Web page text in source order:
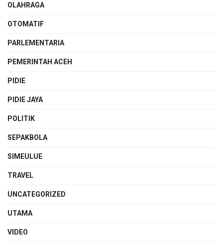
OLAHRAGA
OTOMATIF
PARLEMENTARIA
PEMERINTAH ACEH
PIDIE
PIDIE JAYA
POLITIK
SEPAKBOLA
SIMEULUE
TRAVEL
UNCATEGORIZED
UTAMA
VIDEO